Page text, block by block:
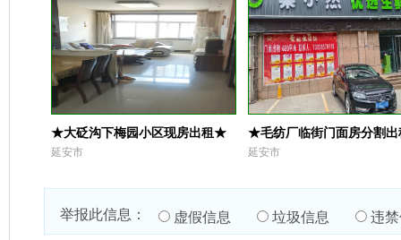
★大砭沟下梅园小区现房出租★
延安市
★毛纺厂临街门面房分割
延安市
举报此信息： 虚假信息 垃圾信息 违